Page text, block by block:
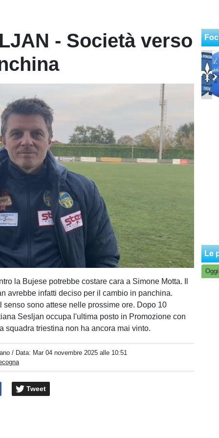
- Società verso
la Bujese potrebbe costare cara a Simone Motta. Il
avrebbe infatti deciso per il cambio in panchina.
senso sono attese nelle prossime ore. Dopo 10
Sesljan occupa l'ultima posto in Promozione con
squadra triestina non ha ancora mai vinto.
/ Data: Mar 04 novembre 2025 alle 10:51
Tweet
Le
Oggi